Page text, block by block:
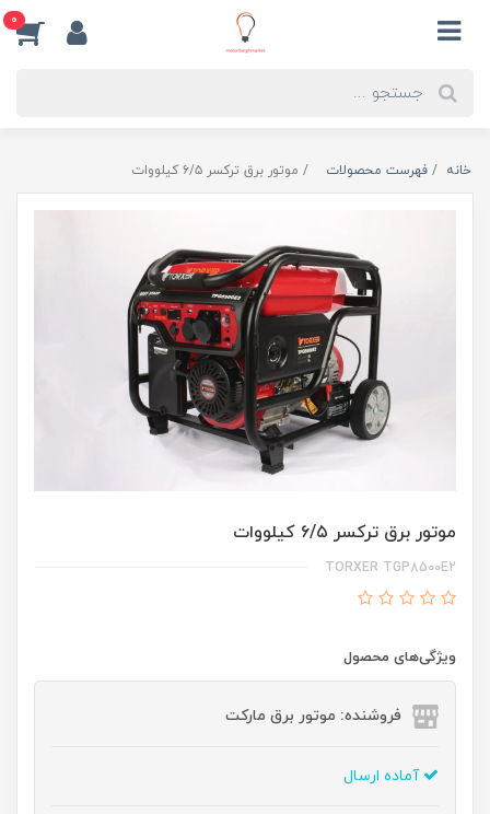
0
خانه فهرست محصولات موتور برق ترکسر ۶/۵ کیلووات
موتور برق ترکسر ۶/۵ کیلووات
TORXER TGP8500E2
ویژگی‌های محصول
فروشنده: موتور برق مارکت
آماده ارسال